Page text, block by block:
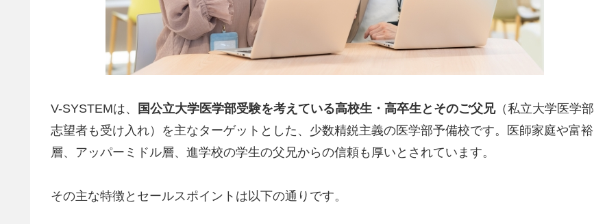
V-SYSTEMは、 国公立大学医学部受験を考えている高校生・高卒生とそのご父兄（私立大学医学部
志望者も受け入れ）を主なターゲットとした、少数精鋭主義の医学部予備校です。医師家庭や富裕
層、アッパーミドル層、進学校の学生の父兄からの信頼も厚いとされています。
その主な特徴とセールスポイントは以下の通りです。